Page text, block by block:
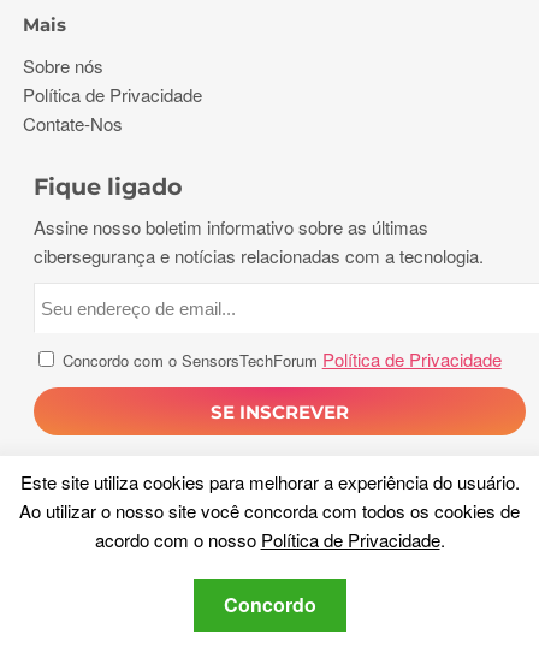
Este site utiliza cookies para melhorar a experiência do usuário.
Ao utilizar o nosso site você concorda com todos os cookies de
acordo com o nosso Política de Privacidade.
Concordo
Mais
Sobre nós
Política de Privacidade
Contate-Nos
Fique ligado
Assine nosso boletim informativo sobre as últimas
cibersegurança e notícias relacionadas com a tecnologia.
Concordo com o SensorsTechForum Política de Privacidade
direito autoral 2026, Sensores Tecnologia Fórum. Todos os
direitos reservados.